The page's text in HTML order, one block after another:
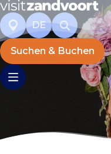
DE
Suchen & Buchen